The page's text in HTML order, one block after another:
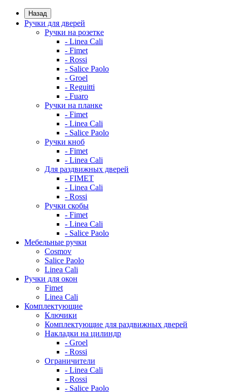
Назад
Ручки для дверей
Ручки на розетке
- Linea Cali
- Fimet
- Rossi
- Salice Paolo
- Groel
- Reguitti
- Fuaro
Ручки на планке
- Fimet
- Linea Cali
- Salice Paolo
Ручки кноб
- Fimet
- Linea Cali
Для раздвижных дверей
- FIMET
- Linea Cali
- Rossi
Ручки скобы
- Fimet
- Linea Cali
- Salice Paolo
Мебельные ручки
Cosmov
Salice Paolo
Linea Cali
Ручки для окон
Fimet
Linea Cali
Комплектующие
Ключики
Комплектующие для раздвижных дверей
Накладки на цилиндр
- Groel
- Rossi
Ограничители
- Linea Cali
- Rossi
- Salice Paolo